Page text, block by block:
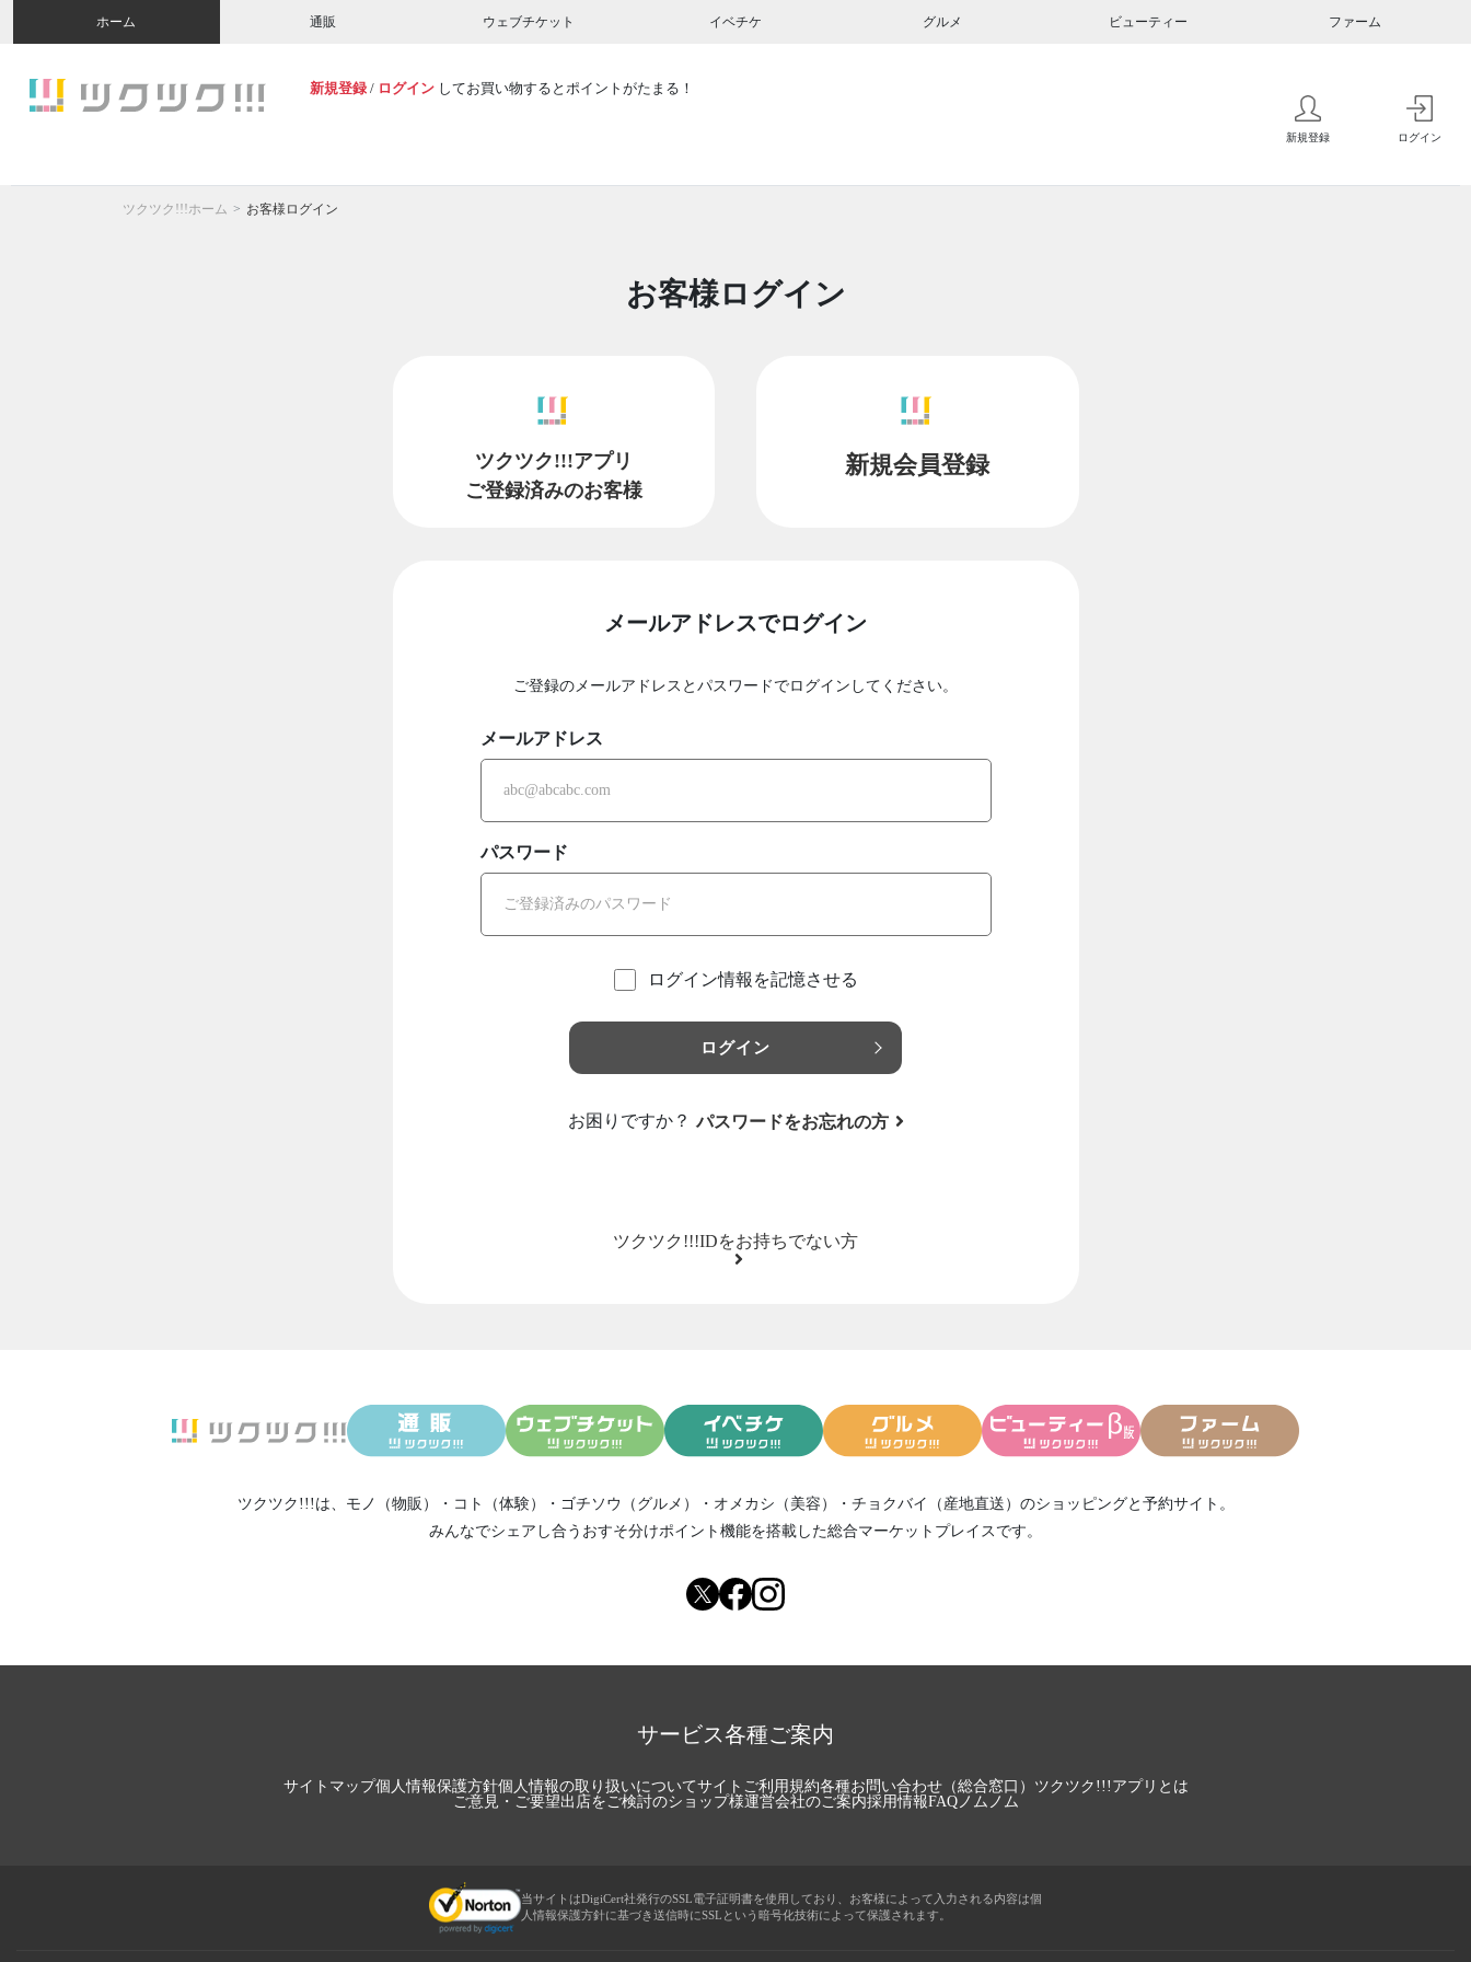
ホーム 通販 ウェブチケット イベチケ グルメ ビューティー ファーム
新規登録 / ログイン してお買い物するとポイントがたまる！
新規登録 ログイン
ツクツク!!!ホーム お客様ログイン
お客様ログイン
ツクツク!!!アプリ
ご登録済みのお客様
新規会員登録
メールアドレスでログイン
ご登録のメールアドレスとパスワードでログインしてください。
メールアドレス
パスワード
ログイン情報を記憶させる
ログイン
お困りですか？ パスワードをお忘れの方
ツクツク!!!IDをお持ちでない方
ツクツク!!!は、 モノ（物販） ・ コト（体験） ・ ゴチソウ（グルメ） ・ オメカシ（美容） ・ チョクバイ（産地直送） のショッピングと予約サイト。
みんなでシェアし合う おすそ分けポイント機能を搭載した総合マーケットプレイスです。
サービス各種ご案内
サイトマップ個人情報保護方針個人情報の取り扱いについてサイトご利用規約各種お問い合わせ（総合窓口） ツクツク!!!アプリとは
ご意見・ご要望出店をご検討のショップ様運営会社のご案内採用情報FAQノムノム
当サイトはDigiCert社発行のSSL電子証明書を使用しており、お客様によって入力される内容は個
人情報保護方針に基づき送信時にSSLという暗号化技術によって保護されます。